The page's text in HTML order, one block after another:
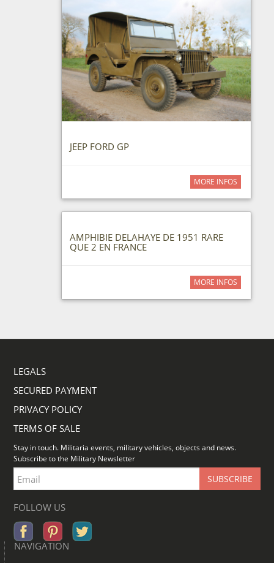
JEEP FORD GP
MORE INFOS
AMPHIBIE DELAHAYE DE 1951 RARE
QUE 2 EN FRANCE
MORE INFOS
LEGALS
SECURED PAYMENT
PRIVACY POLICY
TERMS OF SALE
Stay in touch. Militaria events, military vehicles, objects and news.
Subscribe to the Military Newsletter
FOLLOW US
NAVIGATION